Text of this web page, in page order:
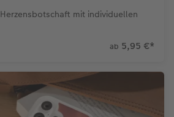
mit individuellen
ab 5,95 €*